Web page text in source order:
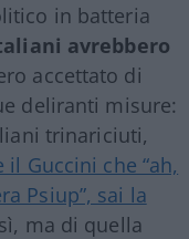
in batteria
avrebbero
accettato di
deliranti misure:
trinariciuti,
il Guccini che “ah,
Psiup”, sai la
ma di quella